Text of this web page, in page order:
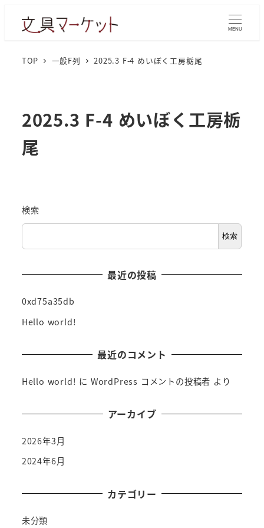
MENU
TOP 一般F列 2025.3 F-4 めいぼく工房栃尾
2025.3 F-4 めいぼく工房栃
尾
検索
検索
最近の投稿
0xd75a35db
Hello world!
最近のコメント
Hello world! に WordPress コメントの投稿者 より
アーカイブ
2026年3月
2024年6月
カテゴリー
未分類